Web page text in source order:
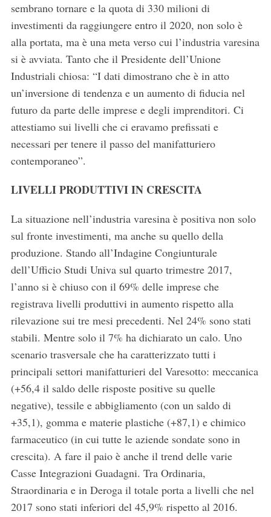
sembrano tornare e la quota di 330 milioni di
investimenti da raggiungere entro il 2020, non solo è
alla portata, ma è una meta verso cui l’industria varesina
si è avviata. Tanto che il Presidente dell’Unione
Industriali chiosa: “I dati dimostrano che è in atto
un’inversione di tendenza e un aumento di fiducia nel
futuro da parte delle imprese e degli imprenditori. Ci
attestiamo sui livelli che ci eravamo prefissati e
necessari per tenere il passo del manifatturiero
contemporaneo”.
LIVELLI PRODUTTIVI IN CRESCITA
La situazione nell’industria varesina è positiva non solo
sul fronte investimenti, ma anche su quello della
produzione. Stando all’Indagine Congiunturale
dell’Ufficio Studi Univa sul quarto trimestre 2017,
l’anno si è chiuso con il 69% delle imprese che
registrava livelli produttivi in aumento rispetto alla
rilevazione sui tre mesi precedenti. Nel 24% sono stati
stabili. Mentre solo il 7% ha dichiarato un calo. Uno
scenario trasversale che ha caratterizzato tutti i
principali settori manifatturieri del Varesotto: meccanica
(+56,4 il saldo delle risposte positive su quelle
negative), tessile e abbigliamento (con un saldo di
+35,1), gomma e materie plastiche (+87,1) e chimico
farmaceutico (in cui tutte le aziende sondate sono in
crescita). A fare il paio è anche il trend delle varie
Casse Integrazioni Guadagni. Tra Ordinaria,
Straordinaria e in Deroga il totale porta a livelli che nel
2017 sono stati inferiori del 45,9% rispetto al 2016.